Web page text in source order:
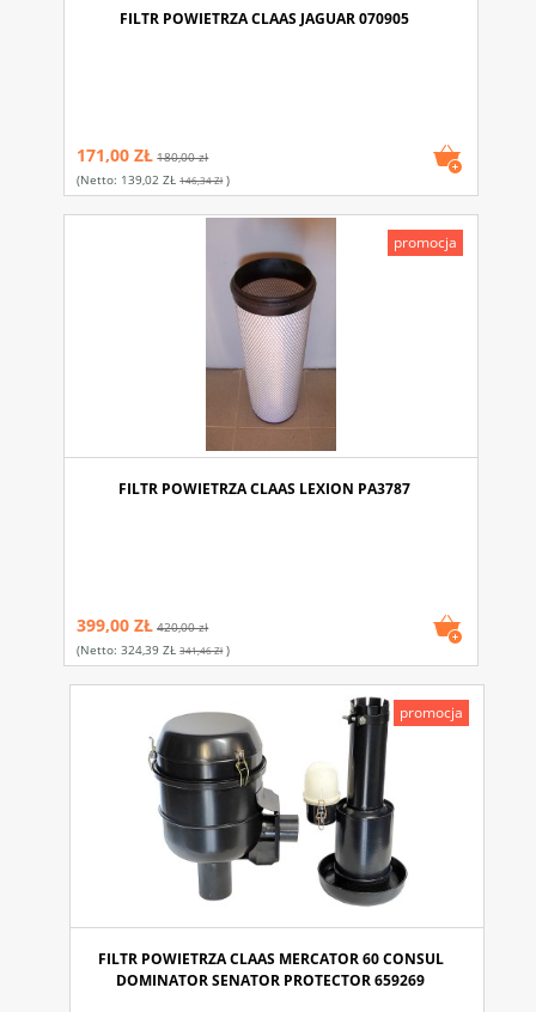
FILTR POWIETRZA CLAAS JAGUAR 070905
171,00 ZŁ 180,00 zł
(netto: 139,02 ZŁ 146,34 Zł)
FILTR POWIETRZA CLAAS LEXION PA3787
399,00 ZŁ 420,00 zł
(netto:324,39 ZŁ 341,46 Zł)
promocja
FILTR POWIETRZA CLAAS MERCATOR 60 CONSUL
DOMINATOR SENATOR PROTECTOR 659269
promocja